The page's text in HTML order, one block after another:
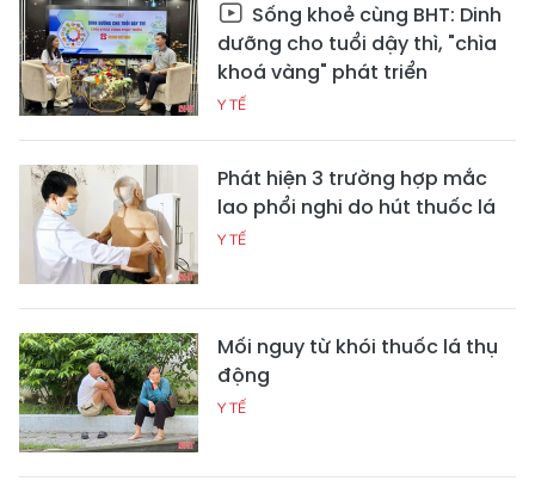
Sống khoẻ cùng BHT: Dinh
dưỡng cho tuổi dậy thì, "chìa
khoá vàng" phát triển
Y TẾ
Phát hiện 3 trường hợp mắc
lao phổi nghi do hút thuốc lá
Y TẾ
Mối nguy từ khói thuốc lá thụ
động
Y TẾ